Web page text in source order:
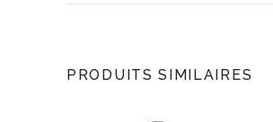
PRODUITS SIMILAIRES